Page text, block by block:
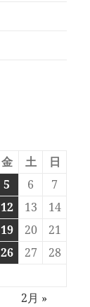
金 土
日
5 6
7
12 13
14
19 20
21
26 27
28
2月 »